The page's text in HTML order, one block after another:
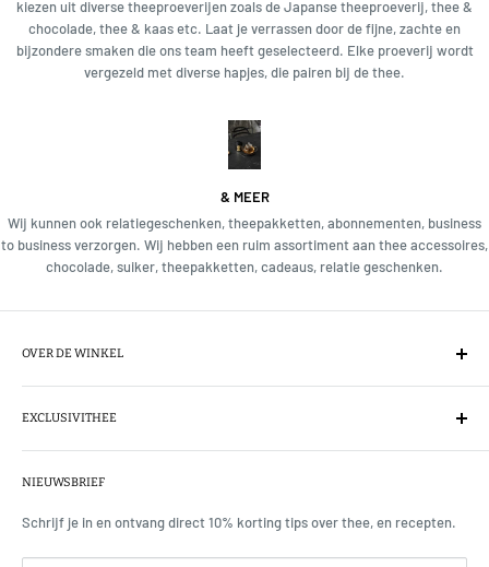
kiezen uit diverse theeproeverijen zoals de Japanse theeproeverij, thee &
chocolade, thee & kaas etc. Laat je verrassen door de fijne, zachte en
bijzondere smaken die ons team heeft geselecteerd. Elke proeverij wordt
vergezeld met diverse hapjes, die pairen bij de thee.
& MEER
Wij kunnen ook relatiegeschenken, theepakketten, abonnementen, business
to business verzorgen. Wij hebben een ruim assortiment aan thee accessoires,
chocolade, suiker, theepakketten, cadeaus, relatie geschenken.
OVER DE WINKEL
Frères, de champagne onder de theesoorten. Tevens voeren wij Le
meer, China, Japan en Indonesië. Wij importeren teven ceremonial
EXCLUSIVITHEE
Over
Theeproeverijen & workshops
Contact
NIEUWSBRIEF
Schrijf je in en ontvang direct 10% korting tips over thee, en recepten.